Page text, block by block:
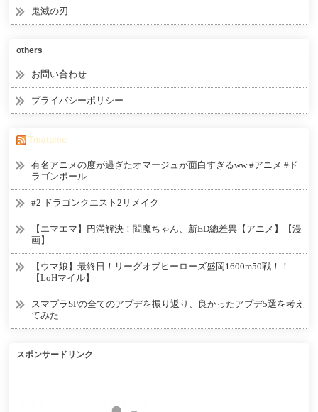
鬼滅の刃
others
お問い合わせ
プライバシーポリシー
Tmatome
有名アニメの度が過ぎたオマージュが面白すぎるww #アニメ #ド
ラゴンボール
#2 ドラゴンクエスト2リメイク
【エマエマ】円満解決！閻魔ちゃん、新ED總差異【アニメ】【漫
画】
【ウマ娘】最終日！リーグオブヒーローズ盛岡1600m50戦！！
【LoHマイル】
スマブラSPの全てのアプデを振り返り、良かったアプデ5選を考え
てみた
スポンサードリンク